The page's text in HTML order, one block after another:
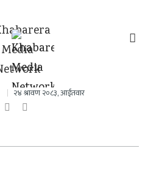
२४ श्रावण २०८३, आईतवार